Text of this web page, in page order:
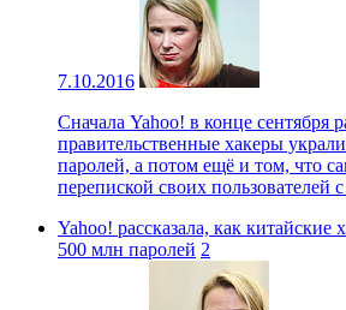
7.10.2016
Сначала Yahoo! в конце сентября
правительственные хакеры
паролей, а потом ещё и том, что
перепиской своих пользователей
Yahoo! рассказала, как китайские
500 млн паролей 2